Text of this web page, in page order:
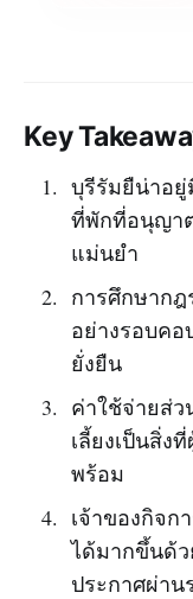
Key
บุรีรัมยืน่าอ
ที่พักที่อนุญาต
แม่นยำ
การศึกษากฎ
อย่างรอบคอ
ยั่งยืน
ค่าใช้จ่ายส่ว
เลี้ยงเป็นสิ่ง
พร้อม
เจ้าของกิจก
ได้มากขึ้นด้ว
ประกาศผ่าน